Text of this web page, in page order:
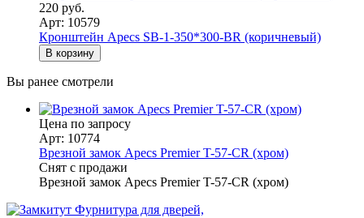
220 руб.
Арт: 10579
Кронштейн Apecs SB-1-350*300-BR (коричневый)
В корзину
Вы ранее смотрели
Цена по запросу
Арт: 10774
Врезной замок Apecs Premier T-57-CR (хром)
Снят с продажи
Врезной замок Apecs Premier T-57-CR (хром)
Фурнитура для дверей,